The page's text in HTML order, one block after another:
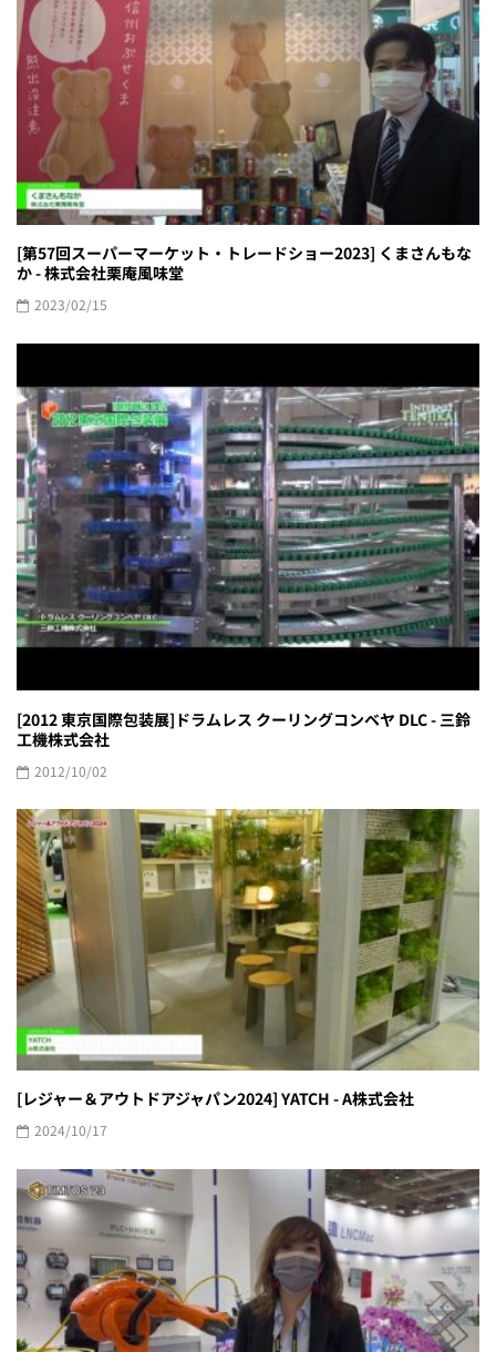
[第57回スーパーマーケット・トレードショー2023] くまさんもな
か - 株式会社栗庵風味堂
2023/02/15
[2012 東京国際包装展]ドラムレス クーリングコンベヤ DLC - 三鈴
工機株式会社
2012/10/02
[レジャー＆アウトドアジャパン2024] YATCH - A株式会社
2024/10/17